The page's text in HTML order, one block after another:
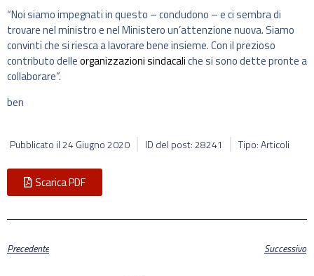
“Noi siamo impegnati in questo – concludono – e ci sembra di
trovare nel ministro e nel Ministero un’attenzione nuova. Siamo
convinti che si riesca a lavorare bene insieme. Con il prezioso
contributo delleorganizzazioni sindacaliche si sono dette pronte a
collaborare”.
ben
Pubblicato il24 Giugno 2020 ID del post: 28241 Tipo: Articoli
Scarica PDF
Precedente Successivo